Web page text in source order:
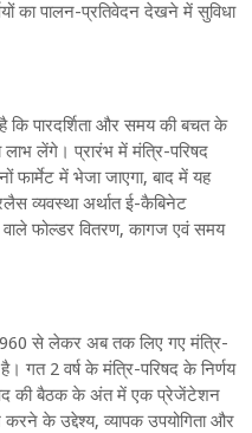
का पालन-प्रतिवेदन देखने में सुविधा
कि पारदर्शिता और समय की बचत के
लाभ लेंगे। प्रारंभ में मंत्रि-परिषद
फार्मेट में भेजा जाएगा, बाद में यह
व्यवस्था अर्थात ई-कैबिनेट
फोल्डर वितरण, कागज एवं समय
से लेकर अब तक लिए गए मंत्रि-
गत 2 वर्ष के मंत्रि-परिषद के निर्णय
की बैठक के अंत में एक प्रेजेंटेशन
करने के उद्देश्य, व्यापक उपयोगिता और